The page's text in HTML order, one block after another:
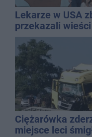
Lekarze w USA
przekazali wieści
Ciężarówka
miejsce leci